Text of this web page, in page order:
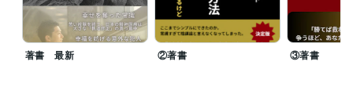
資格・検定
プロコーチ 取得年 : 2018年
特定社会保険労務士 取得年 : 2016年
原田メソッド認定パートナー 取得年 : 2019年
著書 最新 ②著書 ③著書